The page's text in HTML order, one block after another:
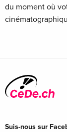
du moment où
Suis-nous sur